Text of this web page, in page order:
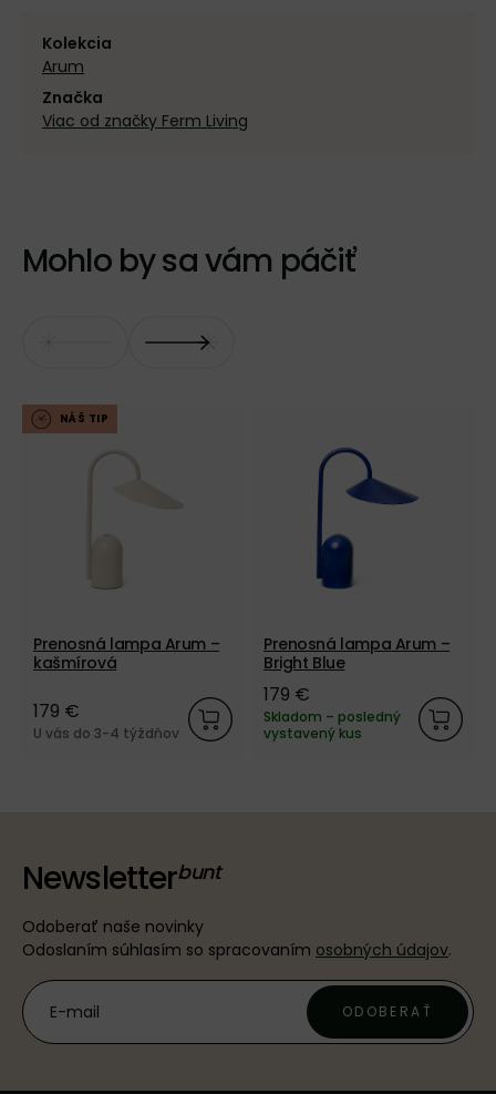
Kolekcia
Arum
Značka
Viac od značky Ferm Living
Mohlo by sa vám páčiť
NÁŠ TIP
Prenosná lampa Arum –
kašmírová
179 €
U vás do 3-4 týždňov
Prenosná lampa Arum –
Bright Blue
179 €
Skladom – posledný
vystavený kus
Newsletter
Odoberať naše novinky
Odoslaním súhlasím so spracovaním osobných údajov.
ODOBERAŤ